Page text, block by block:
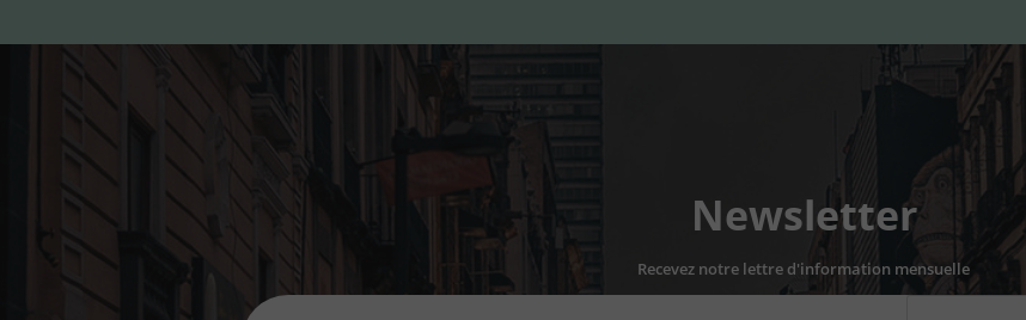
Newsletter
Recevez notre lettre d'information mensuelle